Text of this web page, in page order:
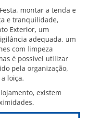
montar a tenda e
e tranquilidade,
Exterior, um
adequada, um
com limpeza
é possível utilizar
pela organização,
loiça.
existem